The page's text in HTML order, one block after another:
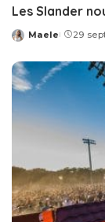
Les Slander
Posted
Maele 29